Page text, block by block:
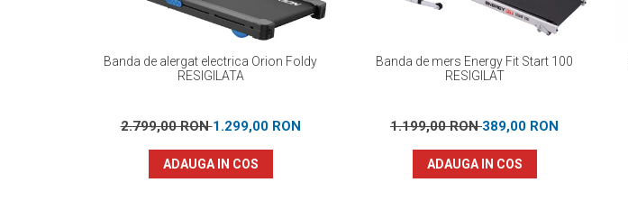
Banda de alergat electrica Orion Foldy
RESIGILATA
2.799,00 RON1.299,00 RON
ADAUGA IN COS
Banda de mers Energy Fit Start 100
RESIGILAT
1.199,00 RON389,00 RON
ADAUGA IN COS